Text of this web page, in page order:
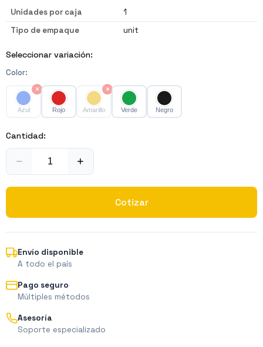
Unidades por caja
1
Tipo de empaque
unit
Seleccionar variación:
Color:
Azul
×
Rojo Amarillo
×
Verde Negro
Cantidad:
− +
Cotizar
Envío disponible
A todo el país
Pago seguro
Múltiples métodos
Asesoría
Soporte especializado